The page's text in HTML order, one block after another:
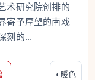
术研究院创排的
寄予厚望的南戏
刻的...
◐ 暖色